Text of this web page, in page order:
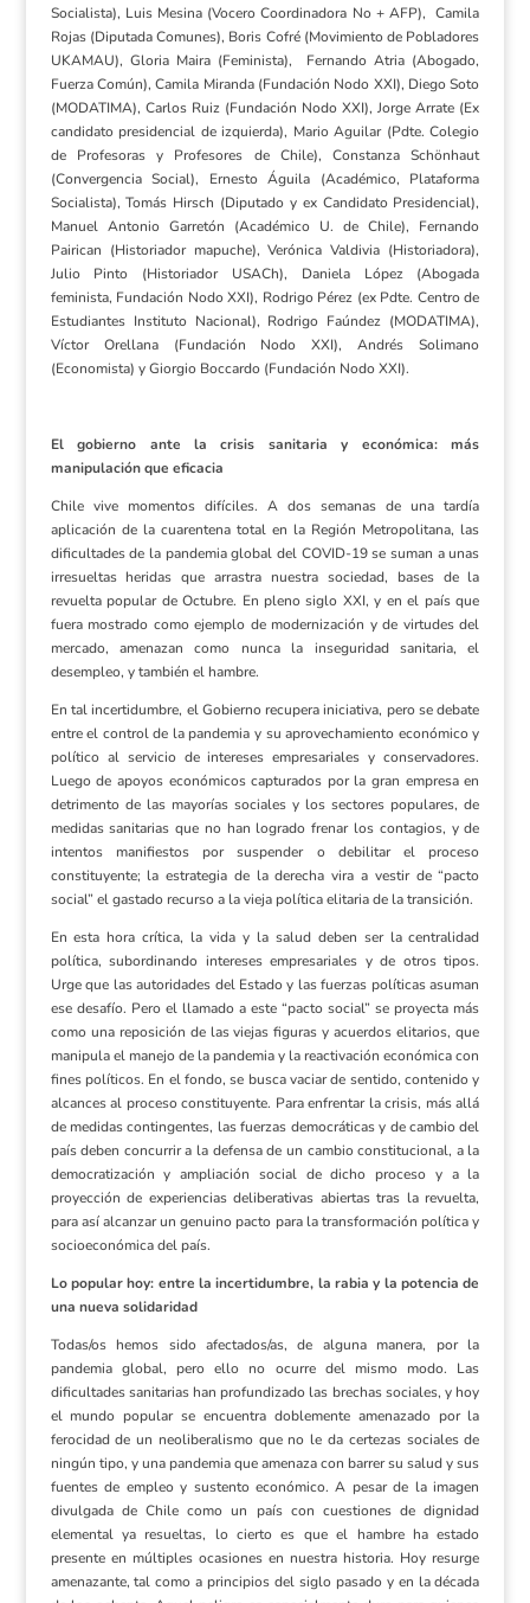
Socialista), Luis Mesina (Vocero Coordinadora No + AFP), Camila
Rojas (Diputada Comunes), Boris Cofré (Movimiento de Pobladores
UKAMAU), Gloria Maira (Feminista), Fernando Atria (Abogado,
Fuerza Común), Camila Miranda (Fundación Nodo XXI), Diego Soto
(MODATIMA), Carlos Ruiz (Fundación Nodo XXI), Jorge Arrate (Ex
candidato presidencial de izquierda), Mario Aguilar (Pdte. Colegio
de Profesoras y Profesores de Chile), Constanza Schönhaut
(Convergencia Social), Ernesto Águila (Académico, Plataforma
Socialista), Tomás Hirsch (Diputado y ex Candidato Presidencial),
Manuel Antonio Garretón (Académico U. de Chile), Fernando
Pairican (Historiador mapuche), Verónica Valdivia (Historiadora),
Julio Pinto (Historiador USACh), Daniela López (Abogada
feminista, Fundación Nodo XXI), Rodrigo Pérez (ex Pdte. Centro de
Estudiantes Instituto Nacional), Rodrigo Faúndez (MODATIMA),
Víctor Orellana (Fundación Nodo XXI), Andrés Solimano
(Economista) y Giorgio Boccardo (Fundación Nodo XXI).
El gobierno ante la crisis sanitaria y económica: más
manipulación que eficacia
Chile vive momentos difíciles. A dos semanas de una tardía
aplicación de la cuarentena total en la Región Metropolitana, las
dificultades de la pandemia global del COVID-19 se suman a unas
irresueltas heridas que arrastra nuestra sociedad, bases de la
revuelta popular de Octubre. En pleno siglo XXI, y en el país que
fuera mostrado como ejemplo de modernización y de virtudes del
mercado, amenazan como nunca la inseguridad sanitaria, el
desempleo, y también el hambre.
En tal incertidumbre, el Gobierno recupera iniciativa, pero se debate
entre el control de la pandemia y su aprovechamiento económico y
político al servicio de intereses empresariales y conservadores.
Luego de apoyos económicos capturados por la gran empresa en
detrimento de las mayorías sociales y los sectores populares, de
medidas sanitarias que no han logrado frenar los contagios, y de
intentos manifiestos por suspender o debilitar el proceso
constituyente; la estrategia de la derecha vira a vestir de “pacto
social” el gastado recurso a la vieja política elitaria de la transición.
En esta hora crítica, la vida y la salud deben ser la centralidad
política, subordinando intereses empresariales y de otros tipos.
Urge que las autoridades del Estado y las fuerzas políticas asuman
ese desafío. Pero el llamado a este “pacto social” se proyecta más
como una reposición de las viejas figuras y acuerdos elitarios, que
manipula el manejo de la pandemia y la reactivación económica con
fines políticos. En el fondo, se busca vaciar de sentido, contenido y
alcances al proceso constituyente. Para enfrentar la crisis, más allá
de medidas contingentes, las fuerzas democráticas y de cambio del
país deben concurrir a la defensa de un cambio constitucional, a la
democratización y ampliación social de dicho proceso y a la
proyección de experiencias deliberativas abiertas tras la revuelta,
para así alcanzar un genuino pacto para la transformación política y
socioeconómica del país.
Lo popular hoy: entre la incertidumbre, la rabia y la potencia de
una nueva solidaridad
Todas/os hemos sido afectados/as, de alguna manera, por la
pandemia global, pero ello no ocurre del mismo modo. Las
dificultades sanitarias han profundizado las brechas sociales, y hoy
el mundo popular se encuentra doblemente amenazado por la
ferocidad de un neoliberalismo que no le da certezas sociales de
ningún tipo, y una pandemia que amenaza con barrer su salud y sus
fuentes de empleo y sustento económico. A pesar de la imagen
divulgada de Chile como un país con cuestiones de dignidad
elemental ya resueltas, lo cierto es que el hambre ha estado
presente en múltiples ocasiones en nuestra historia. Hoy resurge
amenazante, tal como a principios del siglo pasado y en la década